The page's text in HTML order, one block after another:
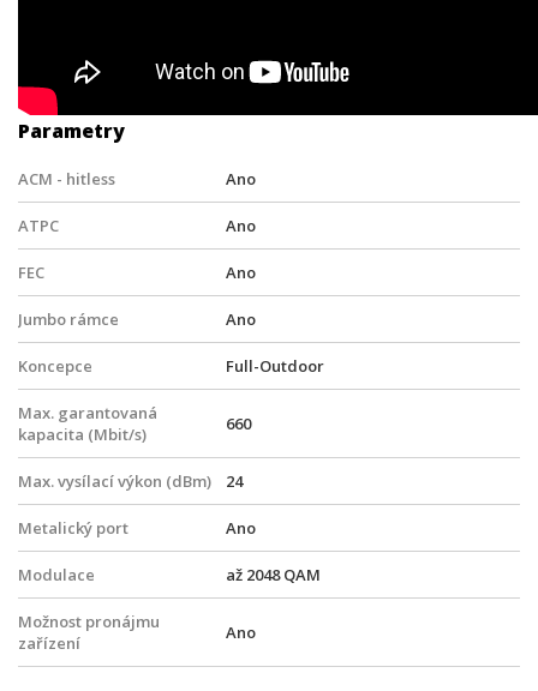
Parametry
ACM - hitless Ano
ATPC Ano
FEC Ano
Jumbo rámce Ano
Koncepce Full-Outdoor
Max. garantovaná
kapacita (Mbit/s)
660
Max. vysílací výkon (dBm) 24
Metalický port Ano
Modulace až 2048 QAM
Možnost pronájmu
zařízení
Ano